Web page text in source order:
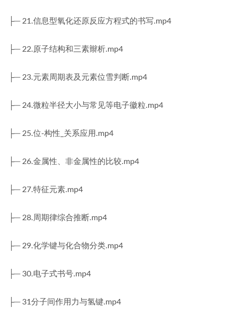
├─ 21.信息型氧化还原反应方程式的书写.mp4
├─ 22.原子结构和三素辮析.mp4
├─ 23.元素周期表及元素位雪判断.mp4
├─ 24.微粒半径大小与常见等电子徽粒.mp4
├─ 25.位-构性_关系应用.mp4
├─ 26.金属性、非金属性的比较.mp4
├─ 27.特征元素.mp4
├─ 28.周期律综合推断.mp4
├─ 29.化学键与化合物分类.mp4
├─ 30.电子式书号.mp4
├─ 31分子间作用力与氢键.mp4